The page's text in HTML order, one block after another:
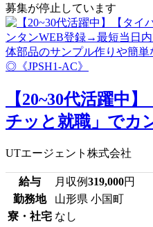
募集が停止しています
【20~30代活躍中
チッと就職」でカ
UTエージェント株式会社
給与 月収例319,000円
勤務地
山形県 小国町
寮・社宅 なし